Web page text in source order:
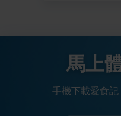
馬上
手機下載愛食記